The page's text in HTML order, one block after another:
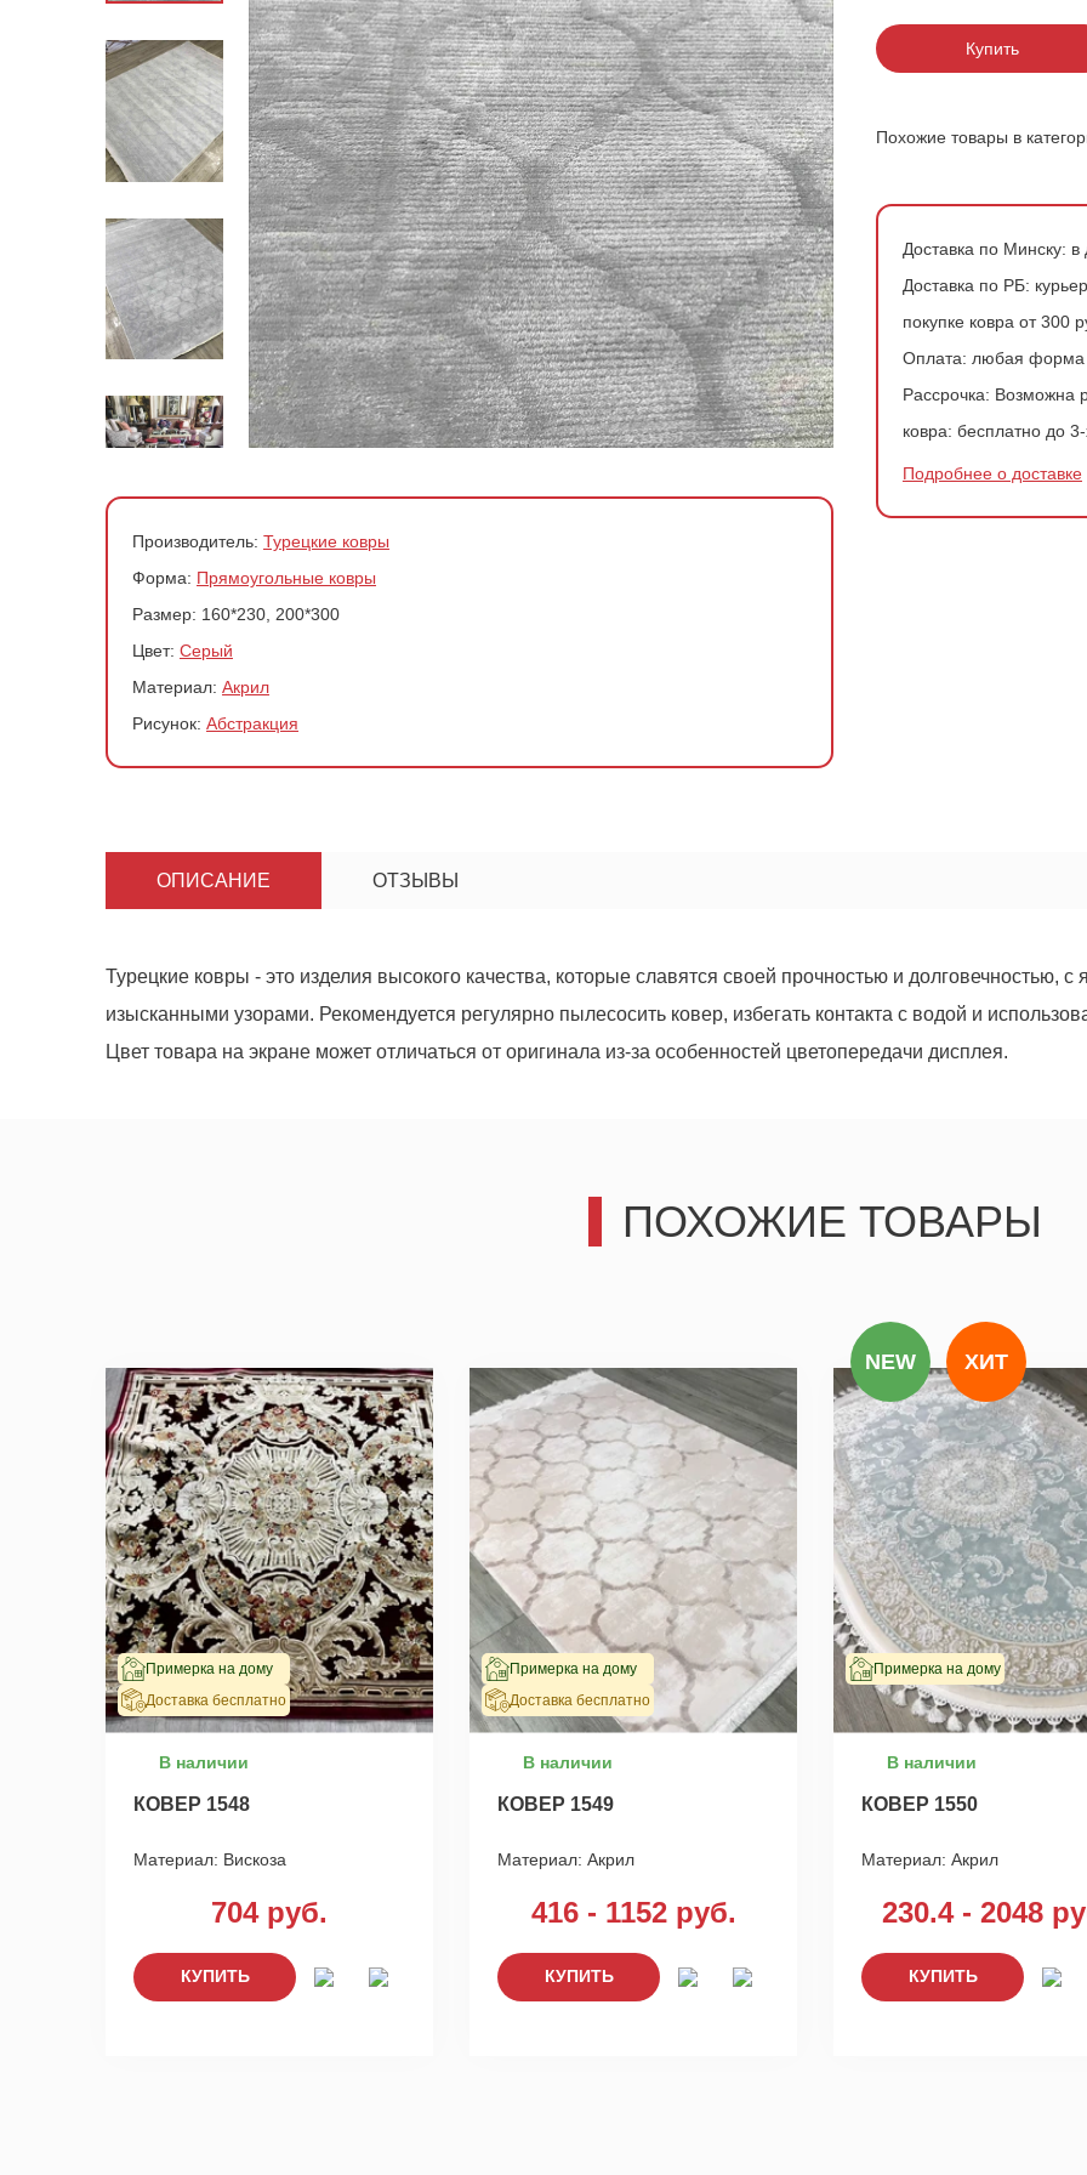
200*200 см
200*300 см
200*400 см
240*340 см
300*300 см
300*400 см
Ковры в скандинавском стиле
Ковры с геометрией
Розовые ковры
Зеленые ковры
По стране производства
По материалу
По форме
По цене
Производитель: Турецкие ковры
Форма: Прямоугольные ковры
Размер: 160*230, 200*300
Цвет: Серый
Материал: Акрил
Рисунок: Абстракция
Купить
Похожие товары в
Доставка по Минску: в
Доставка по РБ:
покупке ковра от 300
Оплата: любая форма
Рассрочка: Возможна
ковра: бесплатно до
Подробнее о доставке
ОПИСАНИЕ ОТЗЫВЫ
Турецкие ковры - это изделия высокого качества, которые славятся своей прочностью и
изысканными узорами. Рекомендуется регулярно пылесосить ковер, избегать контакта с водой и
Цвет товара на экране может отличаться от оригинала из-за особенностей цветопередачи дисплея.
ПОХОЖИЕ ТОВАРЫ
Примерка на дому
Доставка бесплатно
В наличии
КОВЕР 1548
Материал: Вискоза
704 руб.
КУПИТЬ
Примерка на дому
Доставка бесплатно
В наличии
КОВЕР 1549
Материал: Акрил
416 - 1152 руб.
КУПИТЬ
NEW ХИТ
Примерка на дому
В наличии
КОВЕР 1550
Материал: Акрил
230.4 - 2048
КУПИТЬ
ОСТАВИТЬ ЗАЯВКУ
Отправить
Мы не передадим ваш телефон третьим лицам, только позвоним и подробно